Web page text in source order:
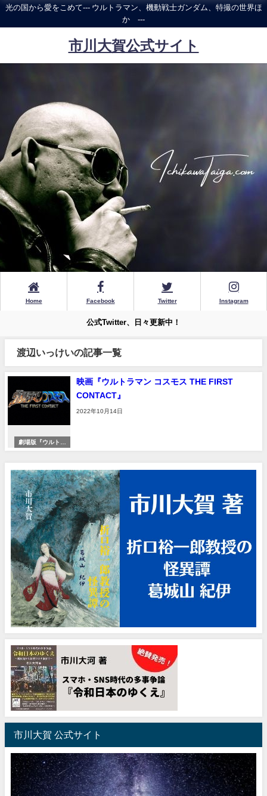
光の国から愛をこめて--- ウルトラマン、機動戦士ガンダム、特撮の世界ほ
か ---
市川大賀公式サイト
Home Facebook Twitter Instagram
公式Twitter、日々更新中！
渡辺いっけいの記事一覧
劇場版『ウルトラ
マンコスモス』
映画『ウルトラマン コスモス THE FIRST
CONTACT』
2022年10月14日
市川大賀 公式サイト